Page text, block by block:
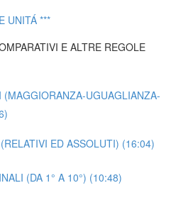
UNITÁ ***
E ALTRE REGOLE
(MAGGIORANZA-UGUAGLIANZA-
ED ASSOLUTI) (16:04)
(DA 1° A 10°) (10:48)